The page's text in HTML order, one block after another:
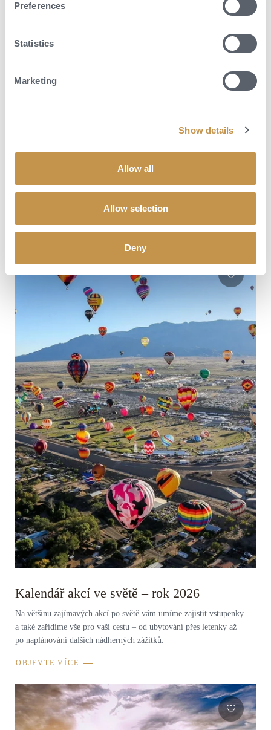
Preferences
Statistics
Marketing
Show details
Allow all
Allow selection
Deny
uvidíte ty nejkrásnější přírodní úkazy. Objevíte Utah, Arizonu a
Kalendář akcí ve světě – rok 2026
Na většinu zajímavých akcí po světě vám umíme zajistit vstupenky
a také zařídíme vše pro vaši cestu – od ubytování přes letenky až
po naplánování dalších nádherných zážitků.
OBJEVTE VÍCE